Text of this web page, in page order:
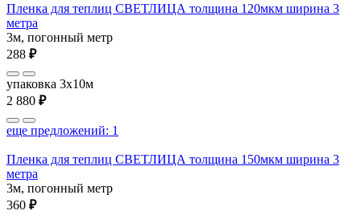
Пленка для теплиц СВЕТЛИЦА толщина 120мкм ширина 3
метра
3м, погонный метр
288 ₽
упаковка 3x10м
2 880 ₽
еще предложений: 1
Пленка для теплиц СВЕТЛИЦА толщина 150мкм ширина 3
метра
3м, погонный метр
360 ₽